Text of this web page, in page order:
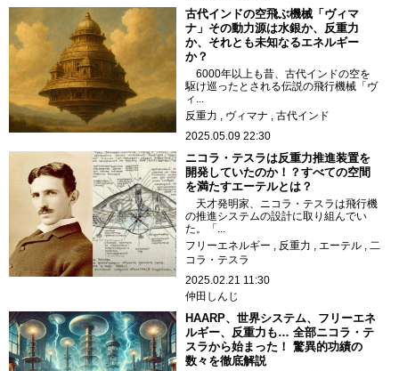
古代インドの空飛ぶ機械「ヴィマ
ナ」その動力源は水銀か、反重力
か、それとも未知なるエネルギー
か？
6000年以上も昔、古代インドの空を
駆け巡ったとされる伝説の飛行機械「ヴ
ィ...
反重力
ヴィマナ
古代インド
2025.05.09 22:30
ニコラ・テスラは反重力推進装置を
開発していたのか！？すべての空間
を満たすエーテルとは？
天才発明家、ニコラ・テスラは飛行機
の推進システムの設計に取り組んでい
た。「...
フリーエネルギー
反重力 エーテル
二
コラ・テスラ
2025.02.21 11:30
仲田しんじ
HAARP、世界システム、フリーエネ
ルギー、反重力も… 全部ニコラ・テ
スラから始まった！ 驚異的功績の
数々を徹底解説